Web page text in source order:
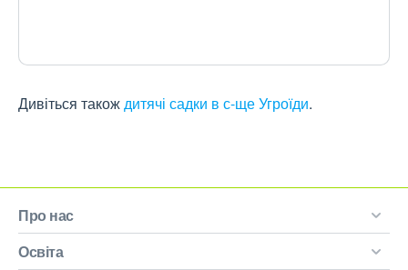
Дивіться такождитячі садки в с-ще Угроїди.
Про нас
Освіта